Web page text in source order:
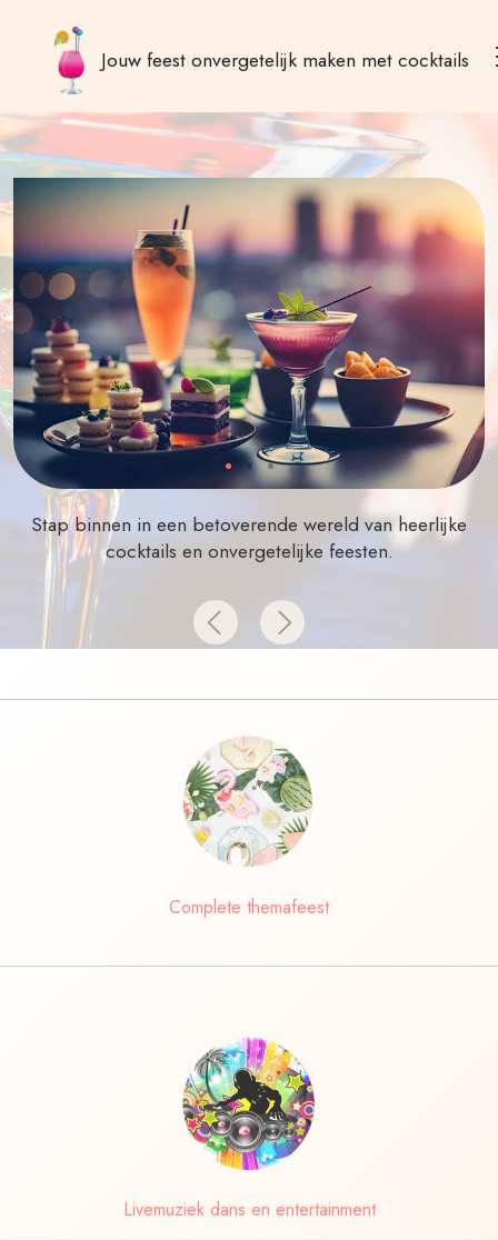
Jouw feest onvergetelijk maken met cocktails
Stap binnen in een betoverende wereld van heerlijke
cocktails en onvergetelijke feesten.
Previous
Next
Complete themafeest
Livemuziek dans en entertainment